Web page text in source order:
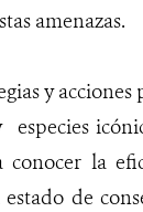
amenazas.
y
la
de